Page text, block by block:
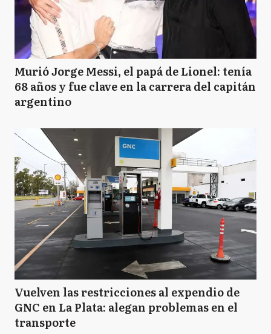
Murió Jorge Messi, el papá de Lionel: tenía
68 años y fue clave en la carrera del capitán
argentino
Vuelven las restricciones al expendio de
GNC en La Plata: alegan problemas en el
transporte